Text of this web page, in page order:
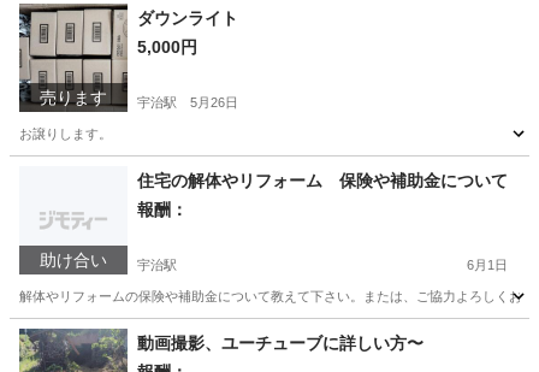
京都 宇治市 宇治駅 その他
売ります
ダウンライト
5,000円
宇治駅 5月26日
お譲りします。
宇治駅 その他 ダウンライト
助け合い
住宅の解体やリフォーム 保険や補助金について
報酬：
宇治駅 6月1日
解体やリフォームの保険や補助金について教えて下さい。または、ご協力よろしくお
京都 宇治市 宇治駅
動画撮影、ユーチューブに詳しい方〜